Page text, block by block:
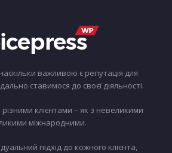
важливою є репутація для
ставимося до своєї діяльності.
клієнтами – як з невеликими
міжнародними.
підхід до кожного клієнта,